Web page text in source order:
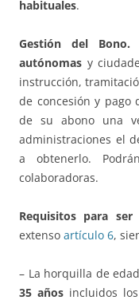
habituales.
Gestión del Bono.
autónomas y
instrucción,
de concesión y pago
de su abono una
administraciones el
a obtenerlo.
colaboradoras.
Requisitos para ser
extenso artículo 6,
– La horquilla de
35 añosincluidos